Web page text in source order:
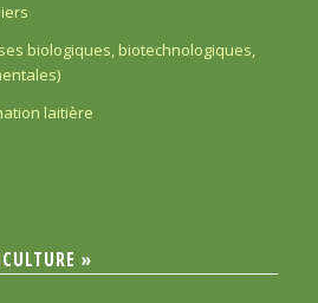
biologiques, biotechnologiques,
laitière
»